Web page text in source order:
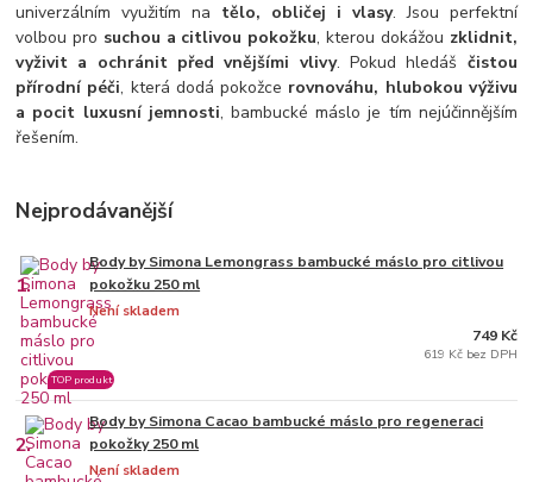
univerzálním využitím na tělo, obličej i vlasy. Jsou perfektní
volbou pro suchou a citlivou pokožku, kterou dokážou zklidnit,
vyživit a ochránit před vnějšími vlivy. Pokud hledáš čistou
přírodní péči, která dodá pokožce rovnováhu, hlubokou výživu
a pocit luxusní jemnosti, bambucké máslo je tím nejúčinnějším
řešením.
Nejprodávanější
1.
Body by Simona Lemongrass bambucké máslo pro citlivou
pokožku 250 ml
Není skladem
TOP produkt
749 Kč
619 Kč bez DPH
2.
Body by Simona Cacao bambucké máslo pro regeneraci
pokožky 250 ml
Není skladem